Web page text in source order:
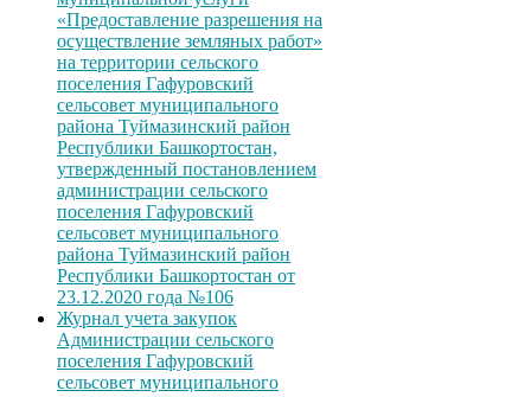
«Предоставление разрешения на
осуществление земляных работ»
на территории сельского
поселения Гафуровский
сельсовет муниципального
района Туймазинский район
Республики Башкортостан,
утвержденный постановлением
администрации сельского
поселения Гафуровский
сельсовет муниципального
района Туймазинский район
Республики Башкортостан от
23.12.2020 года №106
Журнал учета закупок
Администрации сельского
поселения Гафуровский
сельсовет муниципального